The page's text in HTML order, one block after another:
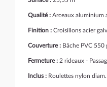
Qualité : Arceaux aluminium
Finition : Croisillons acier
Couverture : Bâche PVC 550
Fermeture : 2 rideaux -
Inclus : Roulettes nylon